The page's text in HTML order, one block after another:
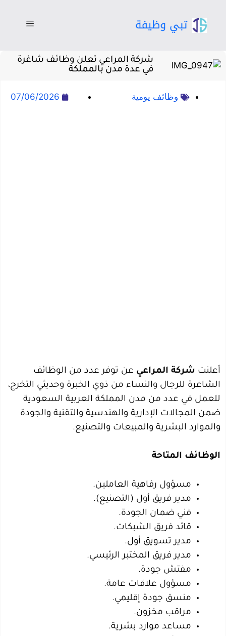
شركة المراعي تعلن وظائف شاغرة
في عدة مدن بالمملكة
وظائف يومية 07/06/2026
أعلنت شركة المراعي عن توفر عدد من الوظائف
الشاغرة للرجال والنساء من ذوي الخبرة وحديثي التخرج،
للعمل في عدد من مدن المملكة العربية السعودية
ضمن المجالات الإدارية والهندسية والتقنية والجودة
والموارد البشرية والمبيعات والتصنيع.
الوظائف المتاحة
مسؤول رفاهية العاملين.
مدير فريق أول (التصنيع).
فني ضمان الجودة.
قائد فريق الشبكات.
مدير تسويق أول.
مدير فريق المختبر الرئيسي.
مفتش جودة.
مسؤول علاقات عامة.
منسق جودة إقليمي.
مراقب مخزون.
مساعد موارد بشرية.